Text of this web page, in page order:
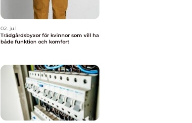
02. jul
Trädgårdsbyxor för kvinnor som vill ha
både funktion och komfort